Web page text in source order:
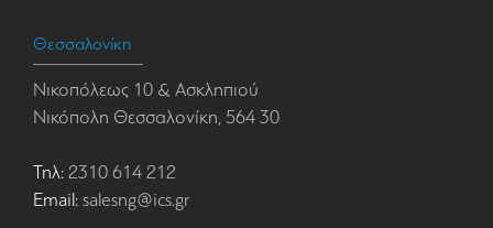
Θεσσαλονίκη
Νικοπόλεως 10 & Ασκληπιού
Νικόπολη Θεσσαλονίκη, 564 30
Τηλ: 2310 614 212
Email: salesng@ics.gr